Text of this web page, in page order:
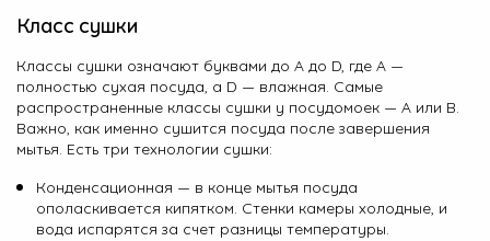
Класс сушки
Классы сушки означают буквами до A до D, где A —
полностью сухая посуда, а D — влажная. Самые
распространенные классы сушки у посудомоек — A или B.
Важно, как именно сушится посуда после завершения
мытья. Есть три технологии сушки:
Конденсационная — в конце мытья посуда
ополаскивается кипятком. Стенки камеры холодные, и
вода испарятся за счет разницы температуры.